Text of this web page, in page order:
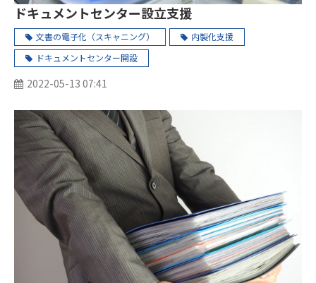
ドキュメントセンター設立支援
文書の電子化（スキャニング）
内製化支援
ドキュメントセンター開設
2022-05-13 07:41